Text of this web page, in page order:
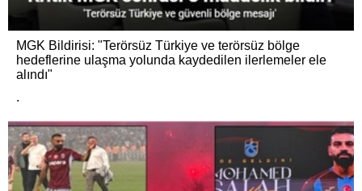
MGK Bildirisi: "Terörsüz Türkiye ve terörsüz bölge
hedeflerine ulaşma yolunda kaydedilen ilerlemeler ele
alındı"
.